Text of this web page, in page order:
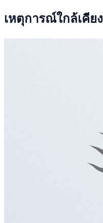
เหตุการณ์ใกล้เคียง